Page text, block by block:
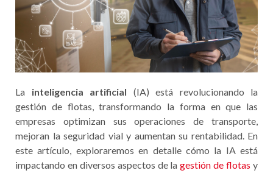
La inteligencia artificial (IA) está revolucionando la
gestión de flotas, transformando la forma en que las
empresas optimizan sus operaciones de transporte,
mejoran la seguridad vial y aumentan su rentabilidad. En
este artículo, exploraremos en detalle cómo la IA está
impactando en diversos aspectos de lagestión de flotas y